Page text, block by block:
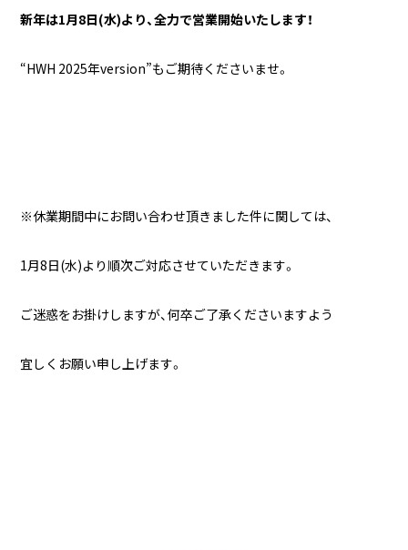
新年は1月8日(水)より、全力で営業開始いたします！
“HWH 2025年version”もご期待くださいませ。
※休業期間中にお問い合わせ頂きました件に関しては、
1月8日(水)より順次ご対応させていただきます。
ご迷惑をお掛けしますが、何卒ご了承くださいますよう
宜しくお願い申し上げます。